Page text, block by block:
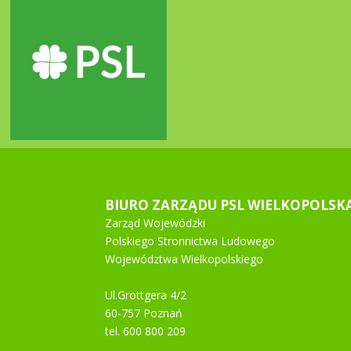
BIURO ZARZĄDU PSL
Zarząd Wojewódzki
Polskiego Stronnictwa Ludowego
Województwa Wielkopolskiego
Ul.Grottgera 4/2
60-757 Poznań
tel. 600 800 209